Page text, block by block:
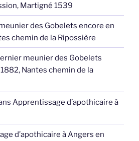
Martigné 1539
des Gobelets encore en
chemin de la Ripossière
meunier des Gobelets
Nantes chemin de la
Apprentissage d’apothicaire à
d’apothicaire à Angers en